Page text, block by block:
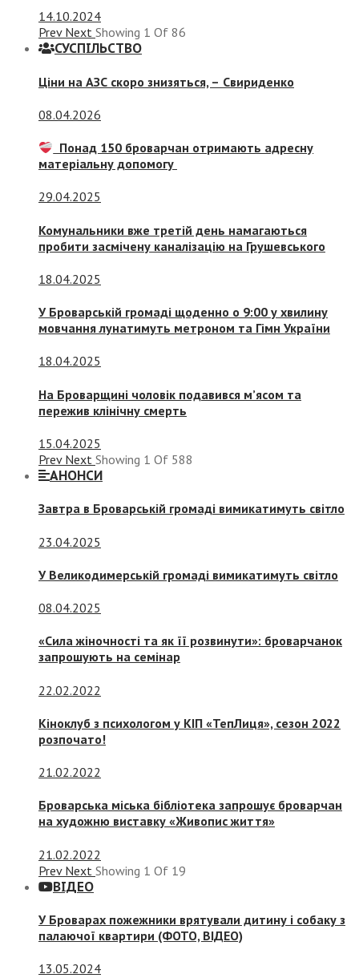
14.10.2024
Prev Next Showing 1 Of 86
СУСПIЛЬСТВО
Ціни на АЗС скоро знизяться, – Свириденко
08.04.2026
Понад 150 броварчан отримають адресну
матеріальну допомогу
29.04.2025
Комунальники вже третій день намагаються
пробити засмічену каналізацію на Грушевського
18.04.2025
У Броварській громаді щоденно о 9:00 у хвилину
мовчання лунатимуть метроном та Гімн України
18.04.2025
На Броварщині чоловік подавився м’ясом та
пережив клінічну смерть
15.04.2025
Prev Next Showing 1 Of 588
АНОНСИ
Завтра в Броварській громаді вимикатимуть світло
23.04.2025
У Великодимерській громаді вимикатимуть світло
08.04.2025
«Сила жіночності та як її розвинути»: броварчанок
запрошують на семінар
22.02.2022
Кіноклуб з психологом у КІП «ТепЛиця», сезон 2022
розпочато!
21.02.2022
Броварська міська бібліотека запрошує броварчан
на художню виставку «Живопис життя»
21.02.2022
Prev Next Showing 1 Of 19
ВІДЕО
У Броварах пожежники врятували дитину і собаку з
палаючої квартири (ФОТО, ВІДЕО)
13.05.2024